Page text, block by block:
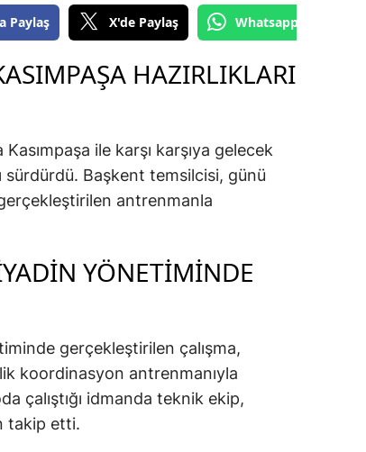
Paylaş X'de Paylaş Whatsapp'tan
HAZIRLIKLARI
ile karşı karşıya gelecek
sürdürdü. Başkent temsilcisi, günü
antrenmanla
YÖNETIMINDE
gerçekleştirilen çalışma,
koordinasyon antrenmanıyla
çalıştığı idmanda teknik ekip,
takip etti.